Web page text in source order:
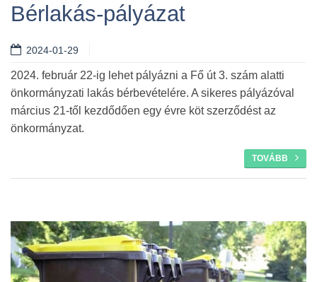
Bérlakás-pályázat
2024-01-29
2024. február 22-ig lehet pályázni a Fő út 3. szám alatti
önkormányzati lakás bérbevételére. A sikeres pályázóval
március 21-től kezdődően egy évre köt szerződést az
önkormányzat.
TOVÁBB